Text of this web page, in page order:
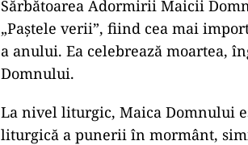
Sărbătoarea Adormirii Maicii
„Paștele verii”, fiind cea mai
a anului. Ea celebrează moartea,
Domnului.
La nivel liturgic, Maica Domnului
liturgică a punerii în mormânt,